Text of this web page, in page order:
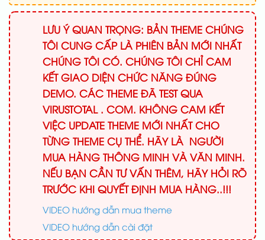
LƯU Ý QUAN TRỌNG: BẢN THEME CHÚNG
TÔI CUNG CẤP LÀ PHIÊN BẢN MỚI NHẤT
CHÚNG TÔI CÓ. CHÚNG TÔI CHỈ CAM
KẾT GIAO DIỆN CHỨC NĂNG ĐÚNG
DEMO. CÁC THEME ĐÃ TEST QUA
VIRUSTOTAL . COM. KHÔNG CAM KẾT
VIỆC UPDATE THEME MỚI NHẤT CHO
TỪNG THEME CỤ THỂ. HÃY LÀ NGƯỜI
MUA HÀNG THÔNG MINH VÀ VĂN MINH.
NẾU BẠN CẦN TƯ VẤN THÊM, HÃY HỎI RÕ
TRƯỚC KHI QUYẾT ĐỊNH MUA HÀNG..!!!
VIDEO hướng dẫn mua theme
VIDEO hướng dẫn cài đặt